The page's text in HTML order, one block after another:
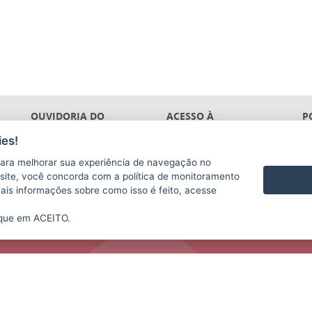
OUVIDORIA DO
ACESSO À
melhorar sua experiência de navegação no
você concorda com a política de monitoramento
informações sobre como isso é feito, acesse
em ACEITO.